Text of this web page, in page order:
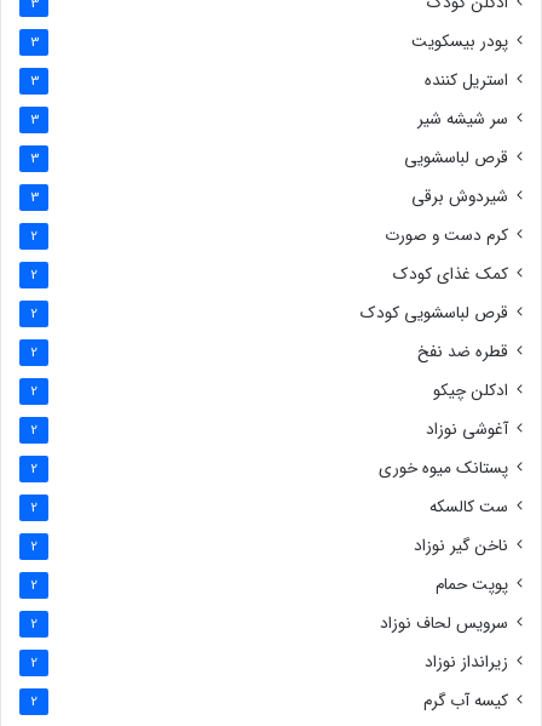
پودر بیسکویت 3
استریل کننده 3
سر شیشه شیر 3
قرص لباسشویی 3
شیردوش برقی 3
کرم دست و صورت 2
کمک غذای کودک 2
قرص لباسشویی کودک 2
قطره ضد نفخ 2
ادکلن چیکو 2
آغوشی نوزاد 2
پستانک میوه خوری 2
ست کالسکه 2
ناخن گیر نوزاد 2
پوپت حمام 2
سرویس لحاف نوزاد 2
زیرانداز نوزاد 2
کیسه آب گرم 2